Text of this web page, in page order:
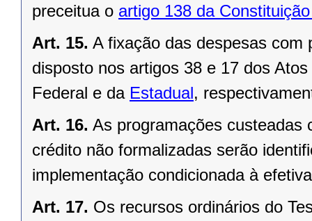
preceitua o artigo 138 da
Art. 15. A fixação das despesas com
disposto nos artigos 38 e 17 dos
Federal e da Estadual,
Art. 16. As programações custeadas
crédito não formalizadas serão
implementação condicionada à
Art. 17. Os recursos ordinários do